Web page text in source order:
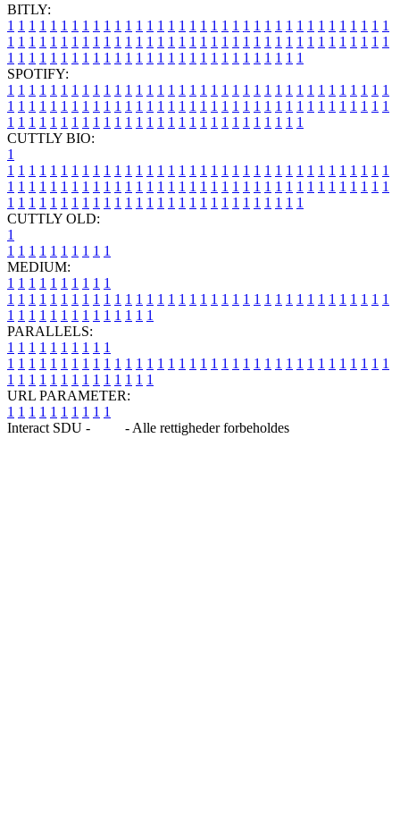
BITLY:
1 1 1 1 1 1 1 1 1 1 1 1 1 1 1 1 1 1 1 1 1 1 1 1 1 1 1 1 1 1 1 1 1 1 1 1
1 1 1 1 1 1 1 1 1 1 1 1 1 1 1 1 1 1 1 1 1 1 1 1 1 1 1 1 1 1 1 1 1 1 1 1
1 1 1 1 1 1 1 1 1 1 1 1 1 1 1 1 1 1 1 1 1 1 1 1 1 1 1 1
SPOTIFY:
1 1 1 1 1 1 1 1 1 1 1 1 1 1 1 1 1 1 1 1 1 1 1 1 1 1 1 1 1 1 1 1 1 1 1 1
1 1 1 1 1 1 1 1 1 1 1 1 1 1 1 1 1 1 1 1 1 1 1 1 1 1 1 1 1 1 1 1 1 1 1 1
1 1 1 1 1 1 1 1 1 1 1 1 1 1 1 1 1 1 1 1 1 1 1 1 1 1 1 1
CUTTLY BIO:
1
1 1 1 1 1 1 1 1 1 1 1 1 1 1 1 1 1 1 1 1 1 1 1 1 1 1 1 1 1 1 1 1 1 1 1 1
1 1 1 1 1 1 1 1 1 1 1 1 1 1 1 1 1 1 1 1 1 1 1 1 1 1 1 1 1 1 1 1 1 1 1 1
1 1 1 1 1 1 1 1 1 1 1 1 1 1 1 1 1 1 1 1 1 1 1 1 1 1 1 1
CUTTLY OLD:
1
1 1 1 1 1 1 1 1 1 1
MEDIUM:
1 1 1 1 1 1 1 1 1 1
1 1 1 1 1 1 1 1 1 1 1 1 1 1 1 1 1 1 1 1 1 1 1 1 1 1 1 1 1 1 1 1 1 1 1 1
1 1 1 1 1 1 1 1 1 1 1 1 1 1
PARALLELS:
1 1 1 1 1 1 1 1 1 1
1 1 1 1 1 1 1 1 1 1 1 1 1 1 1 1 1 1 1 1 1 1 1 1 1 1 1 1 1 1 1 1 1 1 1 1
1 1 1 1 1 1 1 1 1 1 1 1 1 1
URL PARAMETER:
1 1 1 1 1 1 1 1 1 1
Interact SDU -
- Alle rettigheder forbeholdes